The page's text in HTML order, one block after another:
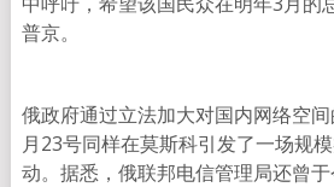
普京。
俄政府通过立法加大对国内网络空
月23号同样在莫斯科引发了一场规
动。据悉，俄联邦电信管理局还曾